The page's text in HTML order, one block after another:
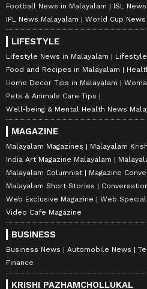
Football News in Malayalam
ISL
IPL News Malayalam
World Cup News
LIFESTYLE
Lifestyle News in Malayalam
Food and Recipes in Malayalam
Home Decor Tips in Malayalam
Pets & Animals Care Tips
Well-being & Mental Health News
MAGAZINE
Malayalam Magazines
Malayalam
India Art Magazine Malayalam
Malayalam Columnist
Magazine
Malayalam Short Stories
Web Exclusive Magazine
Web
Video Cafe Magazine
BUSINESS
Business News Automobile News
Finance
KRISHI PAZHAMCHOLLUKAL